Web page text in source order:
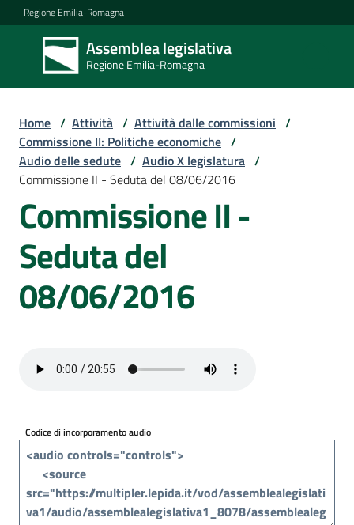
Vai al contenuto
Vai alla navigazione
Vai al footer
Regione Emilia-Romagna
Assemblea legislativa
Regione Emilia-Romagna
Assemblea
legislativa
Regione Emilia-
Assemblea
Attività
Argomenti
Per
cittadini
Home / Attività / Attività dalle commissioni /
Commissione II: Politiche economiche /
Audio delle sedute / Audio X legislatura /
Commissione II - Seduta del 08/06/2016
Commissione II -
Seduta del
08/06/2016
Codice di incorporamento audio